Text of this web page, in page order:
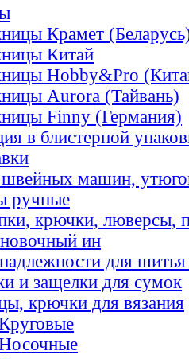
Крамет
Китай
Hobby&Pro
Aurora (Тайвань)
Finny (Германия)
в блистерной
машин,
ручные
крючки, люверсы,
ин
для шитья
и защелки для сумок
крючки для вязания